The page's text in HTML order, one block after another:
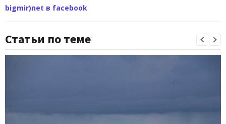
bigmir)net в facebook
Статьи по теме